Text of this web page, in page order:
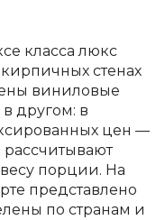
класса люкс
стенах
виниловые
другом: в
цен —
рассчитывают
порции. На
представлено
по странам и